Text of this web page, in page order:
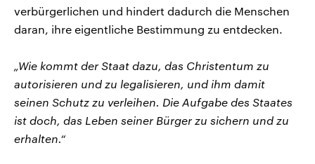
verbürgerlichen und hindert dadurch die Menschen
daran, ihre eigentliche Bestimmung zu entdecken.
„Wie kommt der Staat dazu, das Christentum zu
autorisieren und zu legalisieren, und ihm damit
seinen Schutz zu verleihen. Die Aufgabe des Staates
ist doch, das Leben seiner Bürger zu sichern und zu
erhalten.“